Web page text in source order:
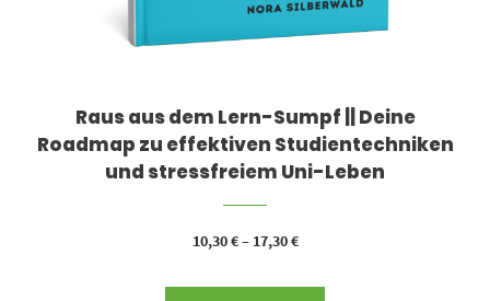
Raus aus dem Lern-Sumpf || Deine
Roadmap zu effektiven Studientechniken
und stressfreiem Uni-Leben
10,30€– 17,30€